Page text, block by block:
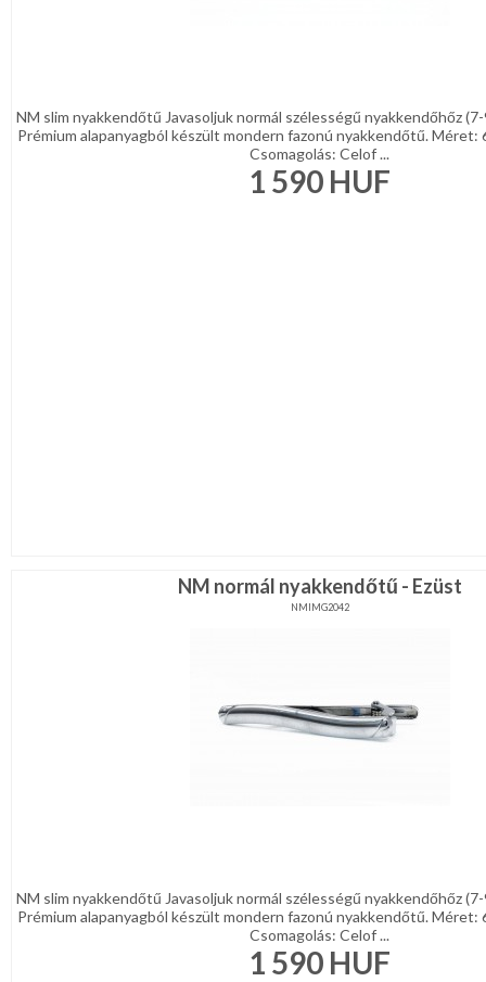
NM slim nyakkendőtű Javasoljuk normál szélességű nyakkendőhőz
Prémium alapanyagból készült mondern fazonú nyakkendőtű. Méret:
Csomagolás: Celof ...
1 590 HUF
NM normál nyakkendőtű - Ezüst
NMIMG2042
NM slim nyakkendőtű Javasoljuk normál szélességű nyakkendőhőz
Prémium alapanyagból készült mondern fazonú nyakkendőtű. Méret:
Csomagolás: Celof ...
1 590 HUF